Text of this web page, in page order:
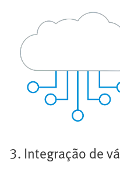
3. Integração de